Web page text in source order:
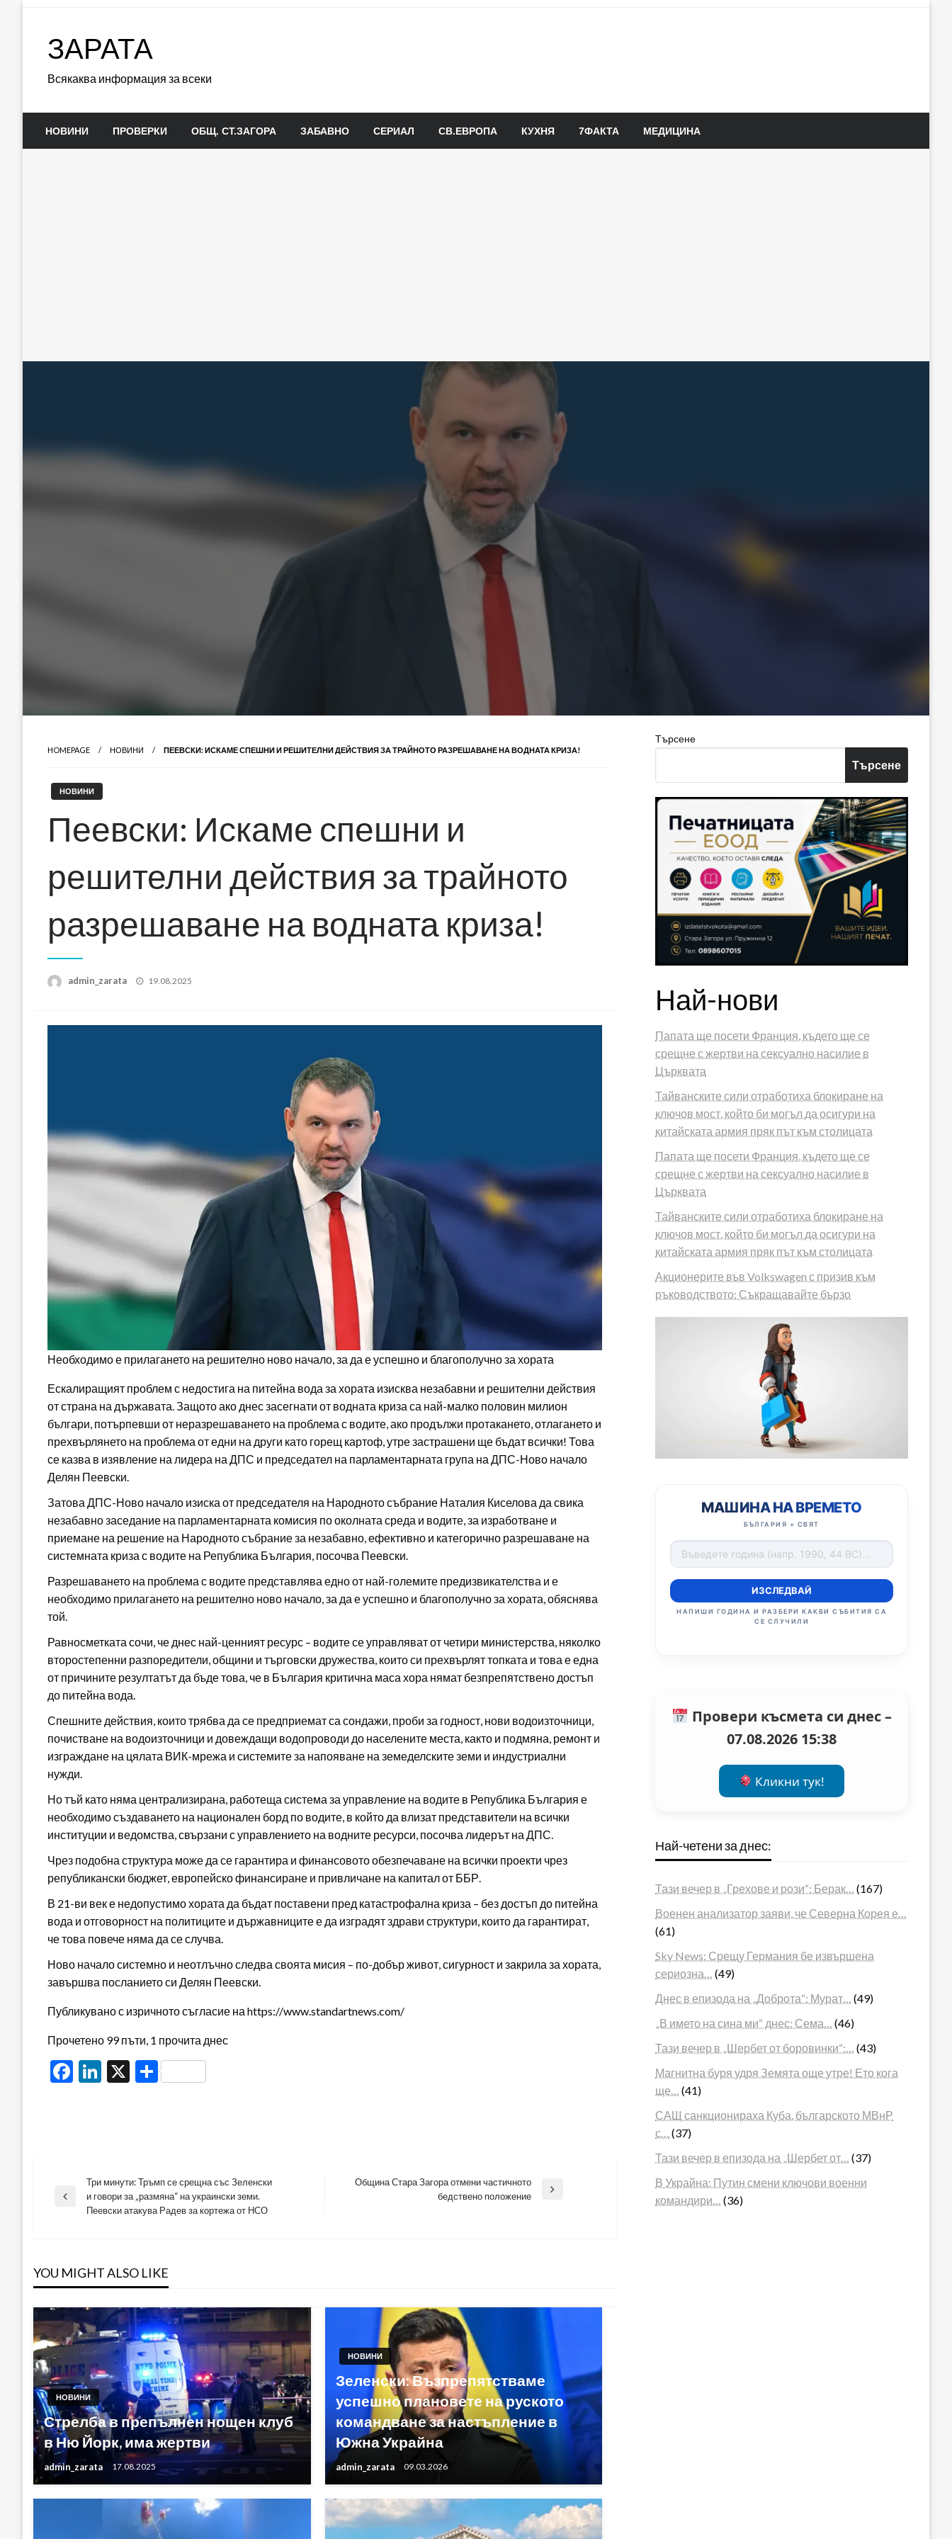
ЗАРАТА
Всякаква информация за всеки
НОВИНИ ПРОВЕРКИ ОБЩ. СТ.ЗАГОРА ЗАБАВНО СЕРИАЛ СВ.ЕВРОПА КУХНЯ 7ФАКТА МЕДИЦИНА
HOMEPAGE НОВИНИ ПЕЕВСКИ: ИСКАМЕ СПЕШНИ И РЕШИТЕЛНИ ДЕЙСТВИЯ ЗА ТРАЙНОТО РАЗРЕШАВАНЕ НА ВОДНАТА КРИЗА!
НОВИНИ
Пеевски: Искаме спешни и
решителни действия за трайното
разрешаване на водната криза!
admin_zarata
Posted
19.08.2025
Необходимо е прилагането на решително ново начало, за да е успешно и благополучно за хората
Ескалиращият проблем с недостига на питейна вода за хората изисква незабавни и решителни действия
от страна на държавата. Защото ако днес засегнати от водната криза са най-малко половин милион
българи, потърпевши от неразрешаването на проблема с водите, ако продължи протакането, отлагането и
прехвърлянето на проблема от едни на други като горещ картоф, утре застрашени ще бъдат всички! Това
се казва в изявление на лидера на ДПС и председател на парламентарната група на ДПС-Ново начало
Делян Пеевски.
Затова ДПС-Ново начало изиска от председателя на Народното събрание Наталия Киселова да свика
незабавно заседание на парламентарната комисия по околната среда и водите, за изработване и
приемане на решение на Народното събрание за незабавно, ефективно и категорично разрешаване на
системната криза с водите на Република България, посочва Пеевски.
Разрешаването на проблема с водите представлява едно от най-големите предизвикателства и е
необходимо прилагането на решително ново начало, за да е успешно и благополучно за хората, обяснява
той.
Равносметката сочи, че днес най-ценният ресурс – водите се управляват от четири министерства, няколко
второстепенни разпоредители, общини и търговски дружества, които си прехвърлят топката и това е една
от причините резултатът да бъде това, че в България критична маса хора нямат безпрепятствено достъп
до питейна вода.
Спешните действия, които трябва да се предприемат са сондажи, проби за годност, нови водоизточници,
почистване на водоизточници и довеждащи водопроводи до населените места, както и подмяна, ремонт и
изграждане на цялата ВИК-мрежа и системите за напояване на земеделските земи и индустриални
нужди.
Но тъй като няма централизирана, работеща система за управление на водите в Република България е
необходимо създаването на национален борд по водите, в който да влизат представители на всички
институции и ведомства, свързани с управлението на водните ресурси, посочва лидерът на ДПС.
Чрез подобна структура може да се гарантира и финансовото обезпечаване на всички проекти чрез
републикански бюджет, европейско финансиране и привличане на капитал от ББР.
В 21-ви век е недопустимо хората да бъдат поставени пред катастрофална криза – без достъп до питейна
вода и отговорност на политиците и държавниците е да изградят здрави структури, които да гарантират,
че това повече няма да се случва.
Ново начало системно и неотлъчно следва своята мисия – по-добър живот, сигурност и закрила за хората,
завършва посланието си Делян Пеевски.
Публикувано с изричното съгласие на https://www.standartnews.com/
Прочетено 99 пъти, 1 прочита днес
Facebook
LinkedIn
X Share
Навигация
Previous
Три минути: Тръмп се срещна със Зеленски
и говори за „размяна“ на украински земи.
Пеевски атакува Радев за кортежа от НСО
Община Стара Загора отмени частичното
бедствено положение
YOU MIGHT ALSO LIKE
НОВИНИ
Стрелба в препълнен нощен клуб
в Ню Йорк, има жертви
admin_zarata 17.08.2025
НОВИНИ
Зеленски: Възпрепятстваме
успешно плановете на руското
командване за настъпление в
Южна Украйна
admin_zarata 09.03.2026
Търсене
Търсене
Най-нови
Папата ще посети Франция, където ще се
срещне с жертви на сексуално насилие в
Църквата
Тайванските сили отработиха блокиране на
ключов мост, който би могъл да осигури на
китайската армия пряк път към столицата
Папата ще посети Франция, където ще се
срещне с жертви на сексуално насилие в
Църквата
Тайванските сили отработиха блокиране на
ключов мост, който би могъл да осигури на
китайската армия пряк път към столицата
Акционерите във Volkswagen с призив към
ръководството: Съкращавайте бързо
МАШИНА НА ВРЕМЕТО
БЪЛГАРИЯ + СВЯТ
ИЗСЛЕДВАЙ
НАПИШИ ГОДИНА И РАЗБЕРИ КАКВИ СЪБИТИЯ СА
СЕ СЛУЧИЛИ
Провери късмета си днес –
07.08.2026 15:38
Кликни тук!
Най-четени за днес:
Тази вечер в „Грехове и рози“: Берак…
(167)
Военен анализатор заяви, че Северна Корея е…
(61)
Sky News: Срещу Германия бе извършена
сериозна…
(49)
Днес в епизода на „Доброта“: Мурат…
(49)
„В името на сина ми“ днес: Сема…
(46)
Тази вечер в „Шербет от боровинки“:…
(43)
Магнитна буря удря Земята още утре! Ето кога
ще…
(41)
САЩ санкционираха Куба, българското МВнР
с…
(37)
Тази вечер в епизода на „Шербет от…
(37)
В Украйна: Путин смени ключови военни
командири…
(36)